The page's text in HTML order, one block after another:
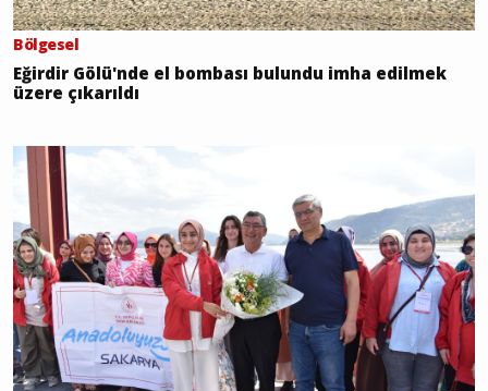
Bölgesel
Eğirdir Gölü'nde el bombası bulundu imha edilmek
üzere çıkarıldı